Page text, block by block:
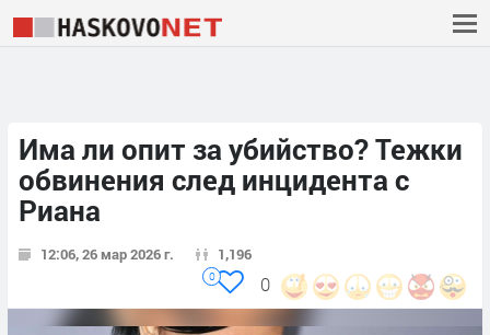
Има ли опит за убийство? Тежки
обвинения след инцидента с
Риана
12:06, 26 мар 2026 г. 1,196
0
0